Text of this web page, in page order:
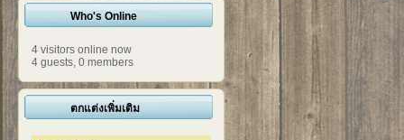
Who's Online
4 visitors online now
4 guests, 0 members
ตกแต่งเพิ่มเติม